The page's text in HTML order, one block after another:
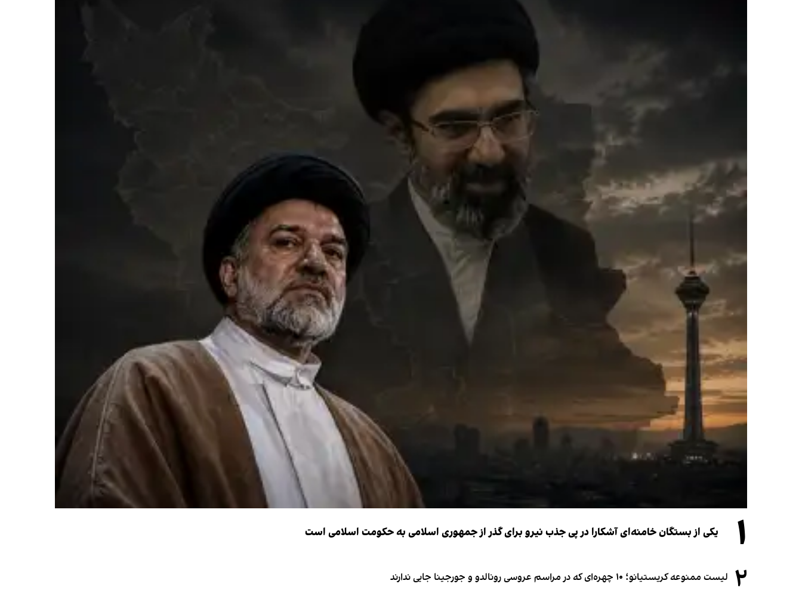
۱ یکی از بستگان خامنه‌ای آشکارا در پی جذب نیرو برای گذر از جمهوری اسلامی به حکومت اسلامی است
۲ لیست ممنوعه کریستیانو؛ ۱۰ چهره‌ای که در مراسم عروسی رونالدو و جورجینا جایی ندارند